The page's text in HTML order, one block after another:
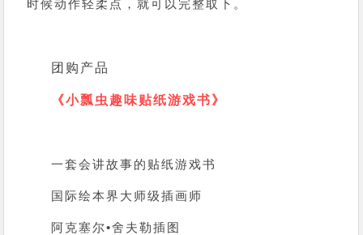
时候动作轻柔点，就可以完整取下。
团购产品
《小瓢虫趣味贴纸游戏书》
一套会讲故事的贴纸游戏书
国际绘本界大师级插画师
阿克塞尔•舍夫勒插图